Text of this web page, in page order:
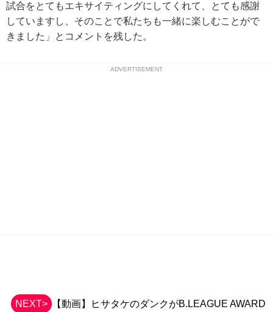
試合をとてもエキサイティングにしてくれて、とても感謝
していますし、そのことで私たちも一緒に楽しむことがで
きました」とコメントを残した。
ADVERTISEMENT
NEXT> 【動画】ヒサタケのダンクがB.LEAGUE AWARD